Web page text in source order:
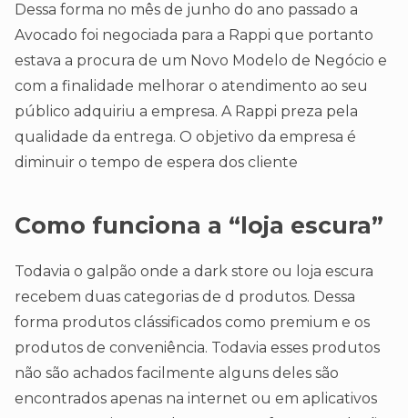
Dessa forma no mês de junho do ano passado a
Avocado foi negociada para a Rappi que portanto
estava a procura de um Novo Modelo de Negócio e
com a finalidade melhorar o atendimento ao seu
público adquiriu a empresa. A Rappi preza pela
qualidade da entrega. O objetivo da empresa é
diminuir o tempo de espera dos cliente
Como funciona a “loja escura”
Todavia o galpão onde a dark store ou loja escura
recebem duas categorias de d produtos. Dessa
forma produtos clássificados como premium e os
produtos de conveniência. Todavia esses produtos
não são achados facilmente alguns deles são
encontrados apenas na internet ou em aplicativos